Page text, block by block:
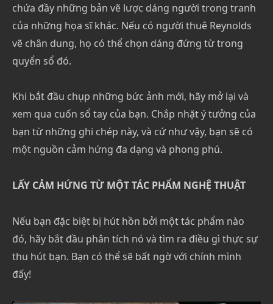
chứa đầy những bản vẽ lược dáng người trong tranh
của những họa sĩ khác. Nếu có người thuê Reynolds
vẽ chân dung, họ có thể chọn dáng đứng từ trong
quyển sổ đó.
Khi bắt đầu chụp những bức ảnh mới, hãy mở lại và
xem qua cuốn sổ tay của bạn. Chắp nhặt ý tưởng của
bạn từ những ghi chép này, và cứ như vậy, bạn sẽ có
một nguồn cảm hứng đa dạng và phong phú.
LẤY CẢM HỨNG TỪ MỘT TÁC PHẨM NGHỆ THUẬT
Nếu bạn đặc biệt bị hút hồn bởi một tác phẩm nào
đó, hãy bắt đầu phân tích nó và tìm ra điều gì thực sự
thu hút bạn. Bạn có thể sẽ bất ngờ với chính mình
đấy!